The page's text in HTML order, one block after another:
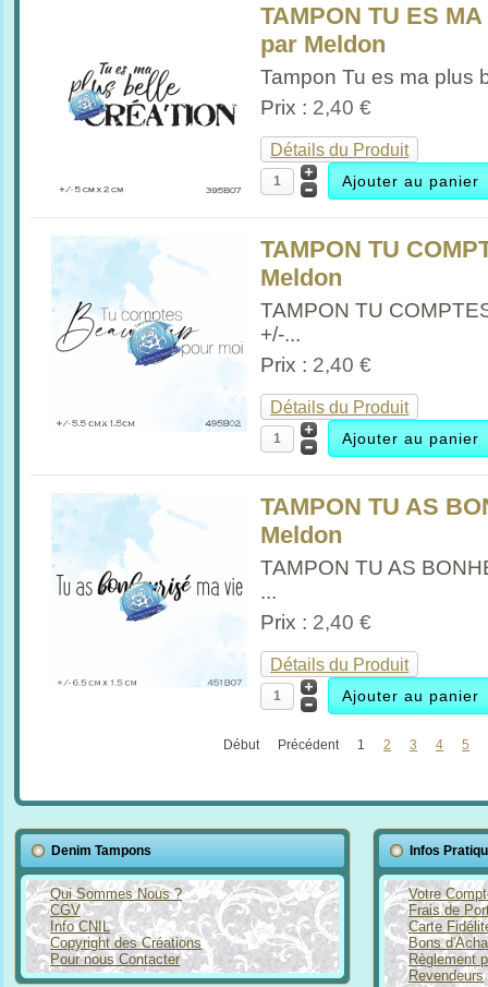
TAMPON TU ES
par Meldon
Tampon Tu es ma plus
Prix : 2,40 €
Détails du Produit
TAMPON TU
Meldon
TAMPON TU
+/-...
Prix : 2,40 €
Détails du Produit
TAMPON TU AS
Meldon
TAMPON TU AS
...
Prix : 2,40 €
Détails du Produit
Début Précédent 1 2 3 4 5
Denim Tampons
Qui Sommes Nous ?
CGV
Info CNIL
Copyright des Créations
Pour nous Contacter
Infos
Votre
Frais de
Carte
Bons
Règlement
Revendeurs